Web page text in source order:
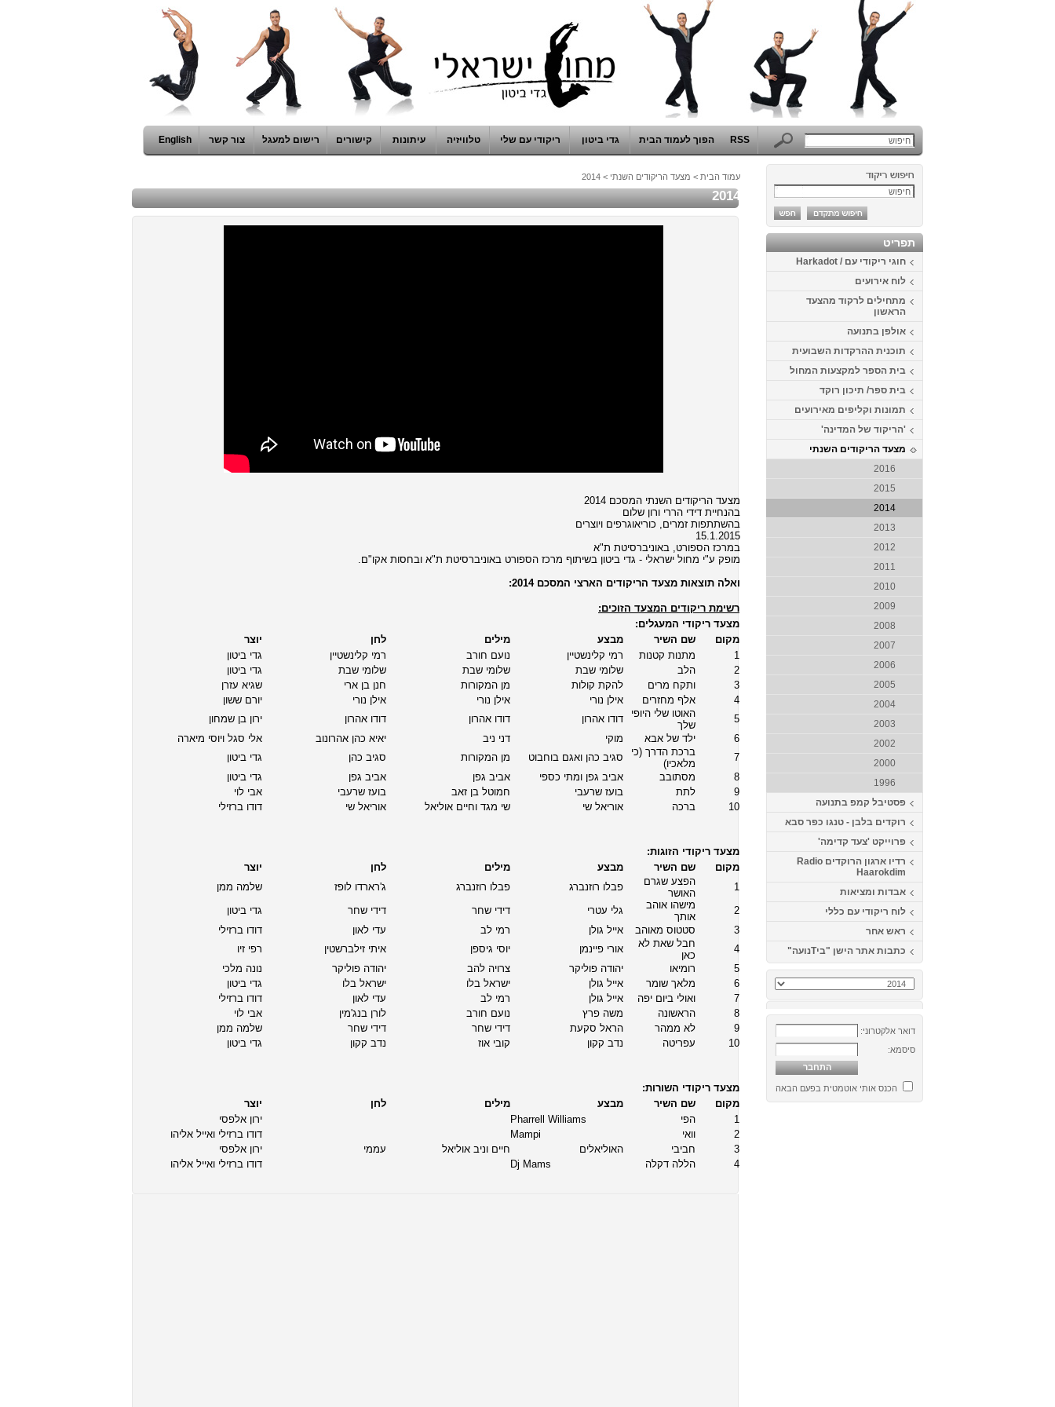
RSS הפוך לעמוד הבית גדי ביטון ריקודי עם שלי טלוויזיה עיתונות קישורים רישום למעגל צור קשר English
תפריט
חוגי ריקודי עם / Harkadot
לוח אירועים
מתחילים לרקוד מהצעד
הראשון
אולפן בתנועה
תוכנית ההרקדות השבועית
בית הספר למקצעות המחול
בית ספר/ תיכון רוקד
תמונות וקליפים מאירועים
'הריקוד של המדינה'
מצעד הריקודים השנתי
2016
2015
2014
2013
2012
2011
2010
2009
2008
2007
2006
2005
2004
2003
2002
2000
1996
פסטיבל קמפ בתנועה
רוקדים בלבן - טנגו כפר סבא
פרוייקט 'צעד קדימה'
רדיו ארגון הרוקדים Radio
Haarokdim
אבדות ומציאות
לוח ריקודי עם כללי
ראש אחר
כתבות אתר הישן "ביTנועה"
דואר אלקטרוני:
סיסמא:
הכנס אותי אוטמטית בפעם הבאה
עמוד הבית > מצעד הריקודים השנתי >
2014
2014
מצעד הריקודים השנתי המסכם 2014
בהנחיית דידי הררי ורון שלום
בהשתתפות זמרים, כוריאוגרפים ויוצרים
15.1.2015
במרכז הספורט, באוניברסיטת ת"א
מופק ע"י מחול ישראלי - גדי ביטון בשיתוף מרכז הספורט באוניברסיטת ת"א ובחסות אקו"ם.
ואלה תוצאות מצעד הריקודים הארצי המסכם 2014:
רשימת ריקודים המצעד הזוכים:
מצעד ריקודי המעגלים:
מקום
שם השיר מבצע מילים לחן
יוצר
1
מתנות קטנות רמי קלינשטיין נועם חורב רמי קלינשטיין
גדי ביטון
2
הלב שלומי שבת שלומי שבת שלומי שבת
גדי ביטון
3
ותקח מרים להקת קולות מן המקורות חנן בן ארי
שגיא עזרן
4
אלף מחזרים אילן נורי אילן נורי אילן נורי
יורם ששון
5
האוטו שלי היופי
שלך
דודו אהרון דודו אהרון דודו אהרון
ירון בן שמחון
6
ילד של אבא מוקי דני ניב יאיא כהן אהרונוב
אלי סגל ויוסי מיארה
7
ברכת הדרך (כי
מלאכיו)
סגיב כהן ואגם בוחבוט מן המקורות סגיב כהן
גדי ביטון
8
מסתובב אביב גפן ומתי כספי אביב גפן אביב גפן
גדי ביטון
9
לתת בועז שרעבי חמוטל בן זאב בועז שרעבי
אבי לוי
10
ברכה אוריאל שי שי מגד וחיים אוליאל אוריאל שי דודו ברזילי
מצעד ריקודי הזוגות:
מקום
שם השיר מבצע מילים לחן
יוצר
1
הפצע שגרם
האושר
פבלו רוזנברג פבלו רוזנברג ג'רארדו לופז
שלמה ממן
2
מישהו אוהב
אותך
גלי עטרי דידי שחר דידי שחר
גדי ביטון
3
סטטוס מאוהב אייל גולן רמי לב עדי לאון
דודו ברזילי
4
חבל שאת לא
כאן
אורי פיינמן יוסי גיספן איתי זילברשטין
רפי זיו
5
רומיאו יהודה פוליקר צרויה להב יהודה פוליקר
נונה מלכי
6
מלאך שומר אייל גולן ישראל בלו ישראל בלו
גדי ביטון
7
ואולי ביום יפה אייל גולן רמי לב עדי לאון
דודו ברזילי
8
הראשונה משה פרץ נועם חורב לורן בנג'מין
אבי לוי
9
לא ממהר הראל סקעת דידי שחר דידי שחר
שלמה ממן
10
עפריטה נדב קקון קובי אוז נדב קקון גדי ביטון
מצעד ריקודי השורות:
מקום
שם השיר מבצע מילים לחן
יוצר
1
הפי Pharrell Williams
ירון אלפסי
2
וואי Mampi
דודו ברזילי ואייל אליהו
3
חביבי האוליאלים חיים וניב אוליאל עממי
ירון אלפסי
4
הללה דקלה Dj Mams דודו ברזילי ואייל אליהו